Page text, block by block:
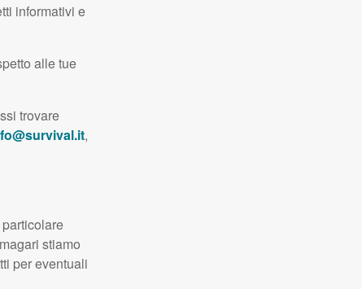
informativi e
alle tue
trovare
,
stiamo
per eventuali